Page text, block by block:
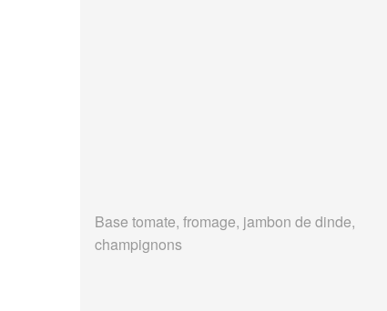
Base tomate, fromage, jambon de dinde,
champignons